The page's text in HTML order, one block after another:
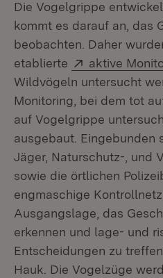
Die Vogelgrippe
kommt es darauf an, das
beobachten. Daher
etablierte
Extern:
aktive
Wildvögeln untersucht
Monitoring, bei dem tot
auf Vogelgrippe
ausgebaut. Eingebunden
Jäger, Naturschutz-, und
sowie die örtlichen
engmaschige
Ausgangslage, das
erkennen und lage- und
Entscheidungen zu
Hauk. Die Vogelzüge